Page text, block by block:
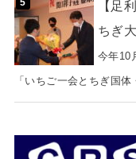
【足
ちぎ
今年10
「いちご一会とちぎ国